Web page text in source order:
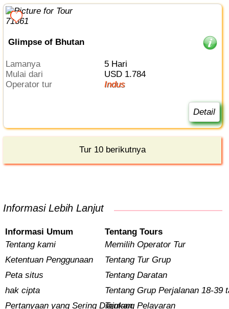
Glimpse of Bhutan
Lamanya
5 Hari
Mulai dari
USD 1.784
Operator tur
Indus
Detail
Tur 10 berikutnya
Informasi Lebih Lanjut
Informasi Umum
Tentang kami
Ketentuan Penggunaan
Peta situs
hak cipta
Pertanyaan yang Sering Diajukan
Tentang Tours
Memilih Operator Tur
Tentang Tur Grup
Tentang Daratan
Tentang Grup Perjalanan 18-39
Tentang Pelayaran